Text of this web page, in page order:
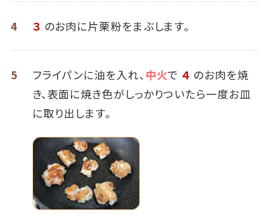
4 ３ のお肉に片栗粉をまぶします。
5 フライパンに油を入れ、 中火で ４ のお肉を焼
き、表面に焼き色がしっかりついたら一度お皿
に取り出します。